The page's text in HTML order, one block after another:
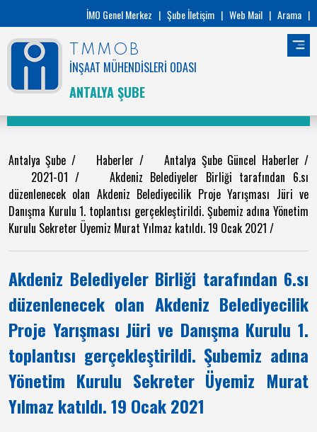
İMO Genel Merkez | Şube İletişim | Web Mail | Arama |
TMMOB
İNŞAAT MÜHENDİSLERİ ODASI
ANTALYA ŞUBE
Antalya Şube / Haberler /Antalya Şube Güncel Haberler/
2021-01/ Akdeniz Belediyeler Birliği tarafından 6.sı
düzenlenecek olan Akdeniz Belediyecilik Proje Yarışması Jüri ve
Danışma Kurulu 1. toplantısı gerçekleştirildi. Şubemiz adına Yönetim
Kurulu Sekreter Üyemiz Murat Yılmaz katıldı. 19 Ocak 2021 /
Akdeniz Belediyeler Birliği tarafından 6.sı
düzenlenecek olan Akdeniz Belediyecilik
Proje Yarışması Jüri ve Danışma Kurulu 1.
toplantısı gerçekleştirildi. Şubemiz adına
Yönetim Kurulu Sekreter Üyemiz Murat
Yılmaz katıldı. 19 Ocak 2021